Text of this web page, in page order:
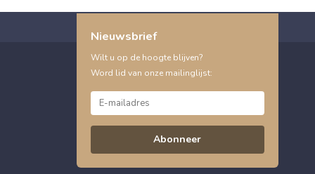
Nieuwsbrief
Wilt u op de hoogte blijven?
Word lid van onze mailinglijst:
Abonneer